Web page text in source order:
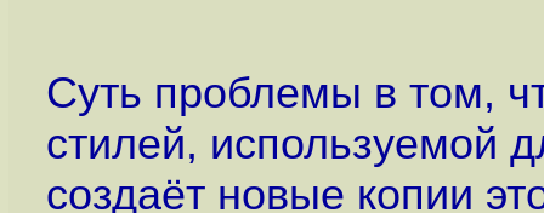
Суть проблемы в том,
стилей, используемой
создаёт новые копии